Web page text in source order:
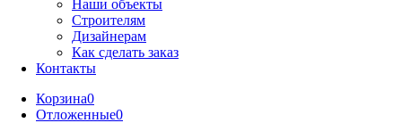
Наши объекты
Строителям
Дизайнерам
Как сделать заказ
Контакты
Корзина0
Отложенные0